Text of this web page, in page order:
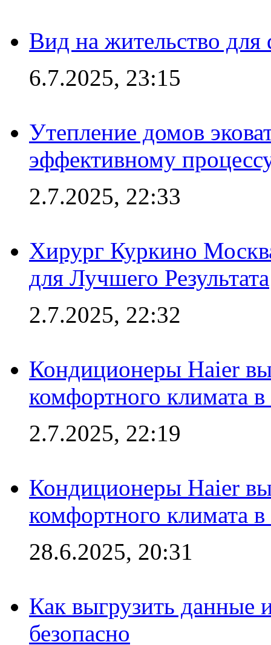
Вид на жительство
6.7.2025, 23:15
Утепление домов
эффективному
2.7.2025, 22:33
Хирург Куркино
для Лучшего Результата
2.7.2025, 22:32
Кондиционеры Haier
комфортного климата
2.7.2025, 22:19
Кондиционеры Haier
комфортного климата
28.6.2025, 20:31
Как выгрузить данные
безопасно